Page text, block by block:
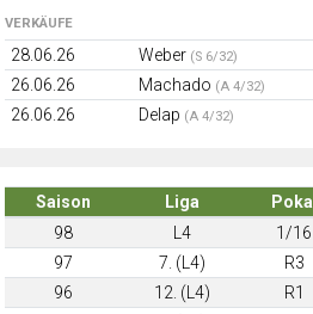
VERKÄUFE
28.06.26 Weber (S 6/32)
26.06.26
Machado (A 4/32)
26.06.26
Delap (A 4/32)
Saison Liga Pokal
98
L4 1/16
97
7. (L4) R3
96
12. (L4) R1